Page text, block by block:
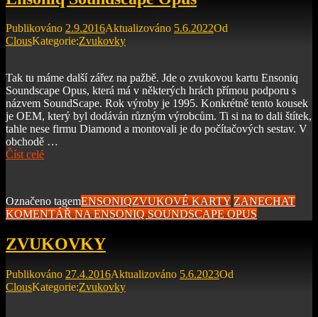
Publikováno 2.9.2016Aktualizováno 5.6.2022Od
ClousKategorie:Zvukovky
Tak tu máme další zářez na pažbě. Jde o zvukovou kartu Ensoniq
Soundscape Opus, která má v některých hrách přímou podporu s
názvem SoundScape. Rok výroby je 1995. Konkrétně tento kousek
je OEM, který byl dodáván různým výrobcům. Ti si na to dali štítek,
tahle nese firmu Diamond a montovali je do počítačových sestav. V
obchodě …
Číst celé
Označeno tagemENSONIQZVUKOVÉ KARTY ZANECHAT
KOMENTÁŘNA ENSONIQ SOUNDSCAPE OPUS
ZVUKOVKY
Publikováno 27.4.2016Aktualizováno 5.6.2023Od
ClousKategorie:Zvukovky